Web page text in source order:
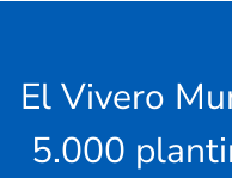
El Vivero
5.000